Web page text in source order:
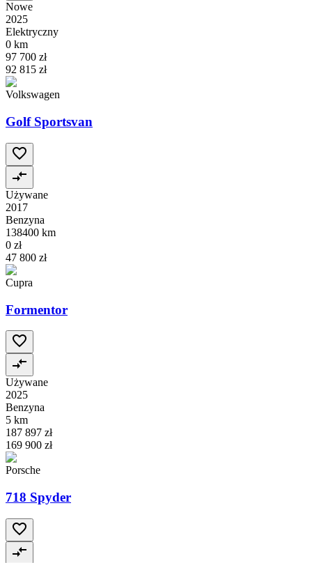
Nowe
2025
Elektryczny
0 km
97 700 zł
92 815 zł
Volkswagen
Golf Sportsvan
Używane
2017
Benzyna
138400 km
0 zł
47 800 zł
Cupra
Formentor
Używane
2025
Benzyna
5 km
187 897 zł
169 900 zł
Porsche
718 Spyder